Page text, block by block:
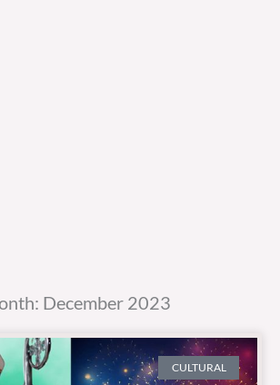
December 2023
CULTURAL